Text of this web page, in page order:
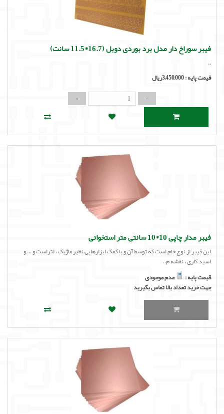
فیبر سوراخ دار مدل برد بوردی دوبل (16.7*11.5 سانت)
..
قیمت پایه :3,450,000ریال
فیبر مدار چاپی 10*10 سانتی متر استخوانی
این فیبر از نوع خام است که توسط آن و با کمک ابزارهایی نظیر ماژیک ، لتراست و ... و
اسید کاری ، نقشه م..
قیمت پایه :
عدم موجودی
جهت خرید تعداد بالا تماس بگیرید